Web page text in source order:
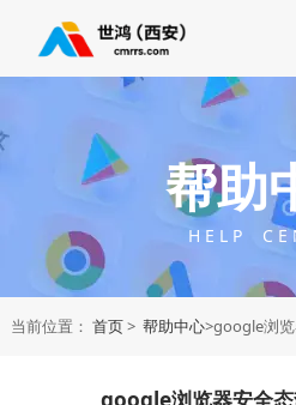
帮助
H E L P C E
当前位置： 首页> 帮助中心>google浏
google浏览器安全